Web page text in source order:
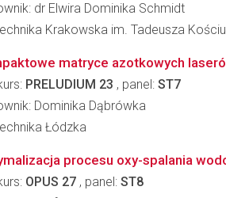
dr Elwira Dominika Schmidt
Krakowska im. Tadeusza
matryce azotkowych
PRELUDIUM 23 , panel: ST7
Dominika Dąbrówka
Łódzka
procesu oxy-spalania
OPUS 27 , panel: ST8